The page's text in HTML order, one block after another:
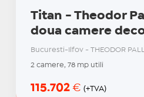
Titan - Theodor
doua camere
Bucuresti-Ilfov - THEODOR
2 camere, 78 mp utili
115.702 € (+TVA)